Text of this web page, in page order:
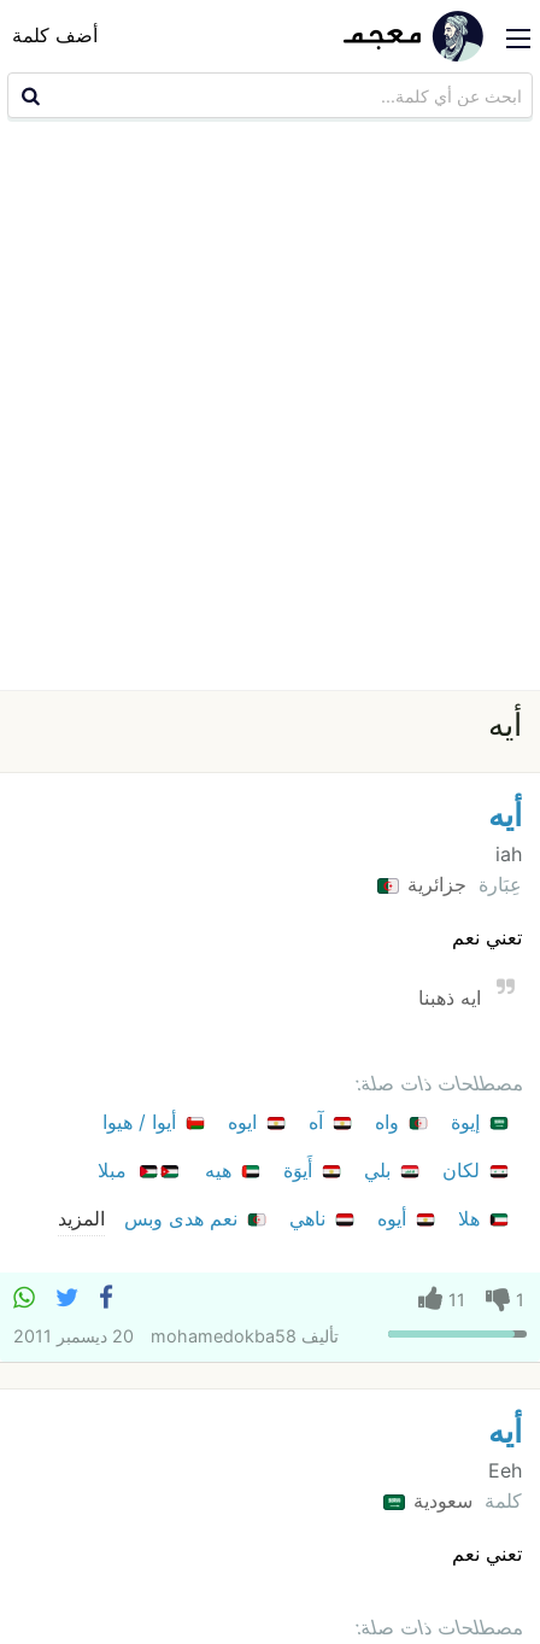
أضف كلمة
أيه
أيه
iah
عِبَارة جزائرية
تعني نعم
ايه ذهبنا
مصطلحات ذات صلة:
إيوة
واه آه ايوه
أيوا / هيوا
لكان
بلي أَيوَة هيه
مبلا
هلا
أيوه ناهي نعم هدى وبس المزيد
1
11
تأليف mohamedokba58 20 ديسمبر 2011
أيه
Eeh
كلمة سعودية
تعني نعم
مصطلحات ذات صلة: